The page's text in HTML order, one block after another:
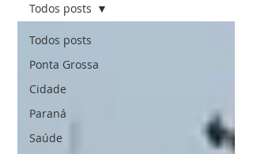
Todos posts
Ponta Grossa
Cidade
Paraná
Saúde
Todos posts